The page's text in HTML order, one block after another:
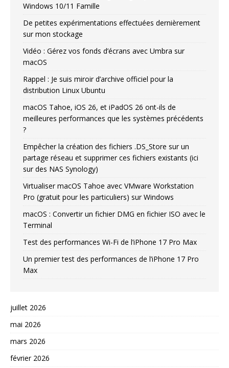
Windows 10/11 Famille
De petites expérimentations effectuées dernièrement
sur mon stockage
Vidéo : Gérez vos fonds d’écrans avec Umbra sur
macOS
Rappel : Je suis miroir d’archive officiel pour la
distribution Linux Ubuntu
macOS Tahoe, iOS 26, et iPadOS 26 ont-ils de
meilleures performances que les systèmes précédents
?
Empêcher la création des fichiers .DS_Store sur un
partage réseau et supprimer ces fichiers existants (ici
sur des NAS Synology)
Virtualiser macOS Tahoe avec VMware Workstation
Pro (gratuit pour les particuliers) sur Windows
macOS : Convertir un fichier DMG en fichier ISO avec le
Terminal
Test des performances Wi-Fi de l’iPhone 17 Pro Max
Un premier test des performances de l’iPhone 17 Pro
Max
juillet 2026
mai 2026
mars 2026
février 2026